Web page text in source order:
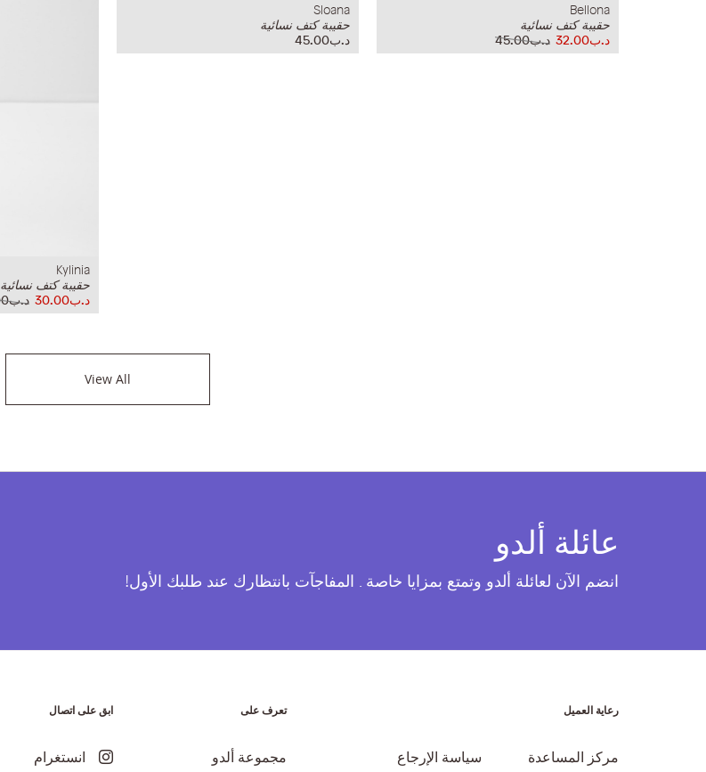
Bellona
حقيبة كتف نسائية
د.ب45.00
د.ب32.00
Sloana
حقيبة كتف نسائية
د.ب45.00
Kylinia
حقيبة كتف نسائية
د.ب50.00
د.ب30.00
View All
عائلة ألدو
انضم الآن لعائلة ألدو وتمتع بمزايا خاصة . المفاجآت بانتظارك عند طلبك الأول!
رعاية العميل
مركز المساعدة سياسة الإرجاع
تعرف على
مجموعة ألدو
ابق على اتصال
انستغرام